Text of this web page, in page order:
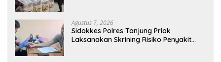
Agustus 7, 2026
Sidokkes Polres Tanjung Priok
Laksanakan Skrining Risiko Penyakit